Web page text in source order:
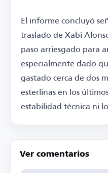
El informe concluyó
traslado de Xabi
paso arriesgado para
especialmente dado
gastado cerca de dos
esterlinas en los
estabilidad técnica ni
Ver comentarios